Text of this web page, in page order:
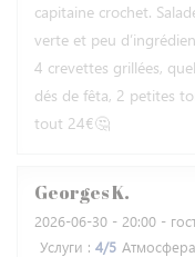
capitaine crochet.
verte et peu
4 crevettes grillées,
dés de fêta, 2 petites
tout 24€🤔
GeorgesK
2026-06-30 - 20:00 -
Услуги : 4/5 Атмосфера